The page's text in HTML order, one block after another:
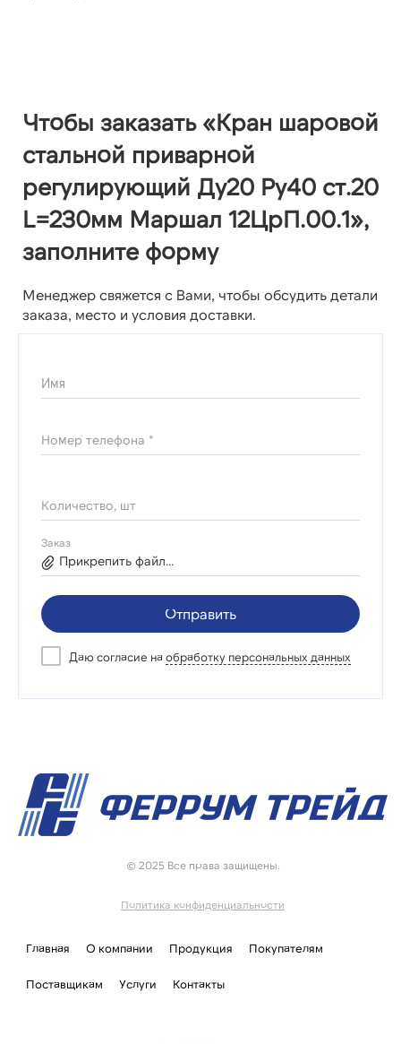
Чтобы заказать «Кран шаровой
стальной приварной
регулирующий Ду20 Ру40 ст.20
L=230мм Маршал 12ЦрП.00.1»,
заполните форму
Менеджер свяжется с Вами, чтобы обсудить детали
заказа, место и условия доставки.
Имя
Номер телефона *
Количество, шт
Заказ
Прикрепить файл...
Отправить
Даю согласие на обработку персональных данных
© 2025 Все права защищены.
Политика конфиденциальности
Главная О компании Продукция Покупателям
Поставщикам Услуги Контакты